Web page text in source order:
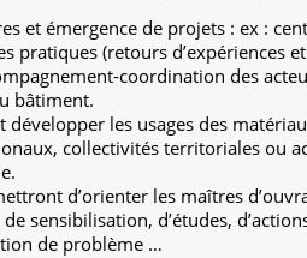
et émergence de projets : ex :
pratiques (retours
coordination des
bâtiment.
les usages des
collectivités territoriales ou
d’orienter les maîtres
sensibilisation, d’études,
de problème …